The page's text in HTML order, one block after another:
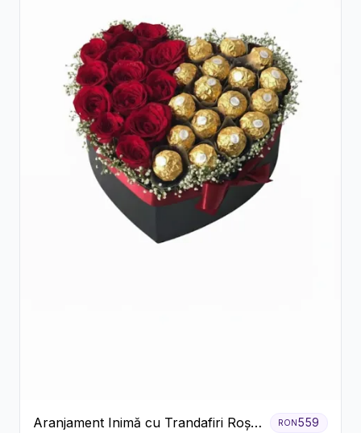
Aranjament Inimă cu Trandafiri Roșii
RON559